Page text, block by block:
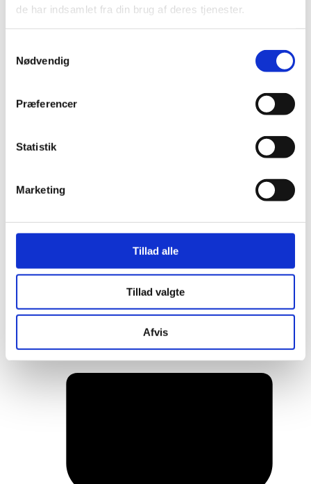
de har indsamlet fra din brug af deres tjenester.
Nødvendig
Præferencer
Statistik
Marketing
Tillad alle
Tillad valgte
Afvis
Rainbow Awards